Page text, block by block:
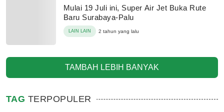
Mulai 19 Juli ini, Super Air Jet Buka Rute
Baru Surabaya-Palu
LAIN LAIN 2 tahun yang lalu
TAMBAH LEBIH BANYAK
TAG TERPOPULER